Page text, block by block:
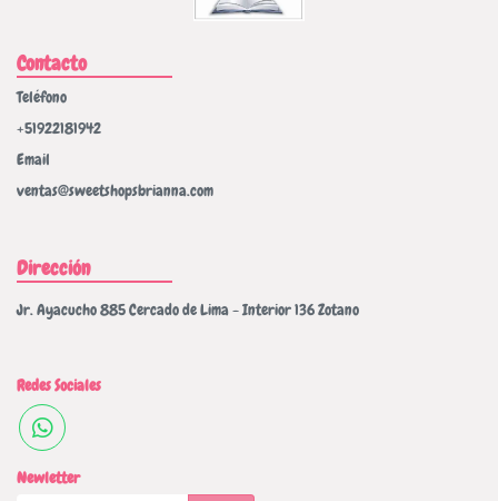
Contacto
Teléfono
+51922181942
Email
ventas@sweetshopsbrianna.com
Dirección
Jr. Ayacucho 885 Cercado de Lima - Interior 136 Zotano
Redes Sociales
Newletter